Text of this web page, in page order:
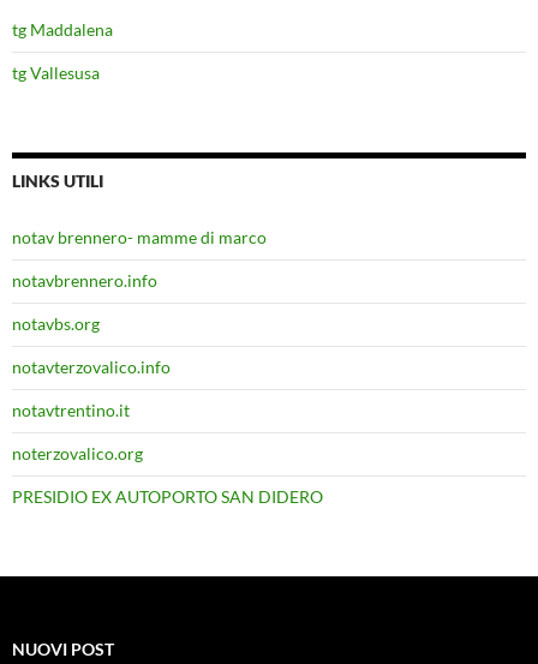
tg Maddalena
tg Vallesusa
LINKS UTILI
notav brennero- mamme di marco
notavbrennero.info
notavbs.org
notavterzovalico.info
notavtrentino.it
noterzovalico.org
PRESIDIO EX AUTOPORTO SAN DIDERO
NUOVI POST